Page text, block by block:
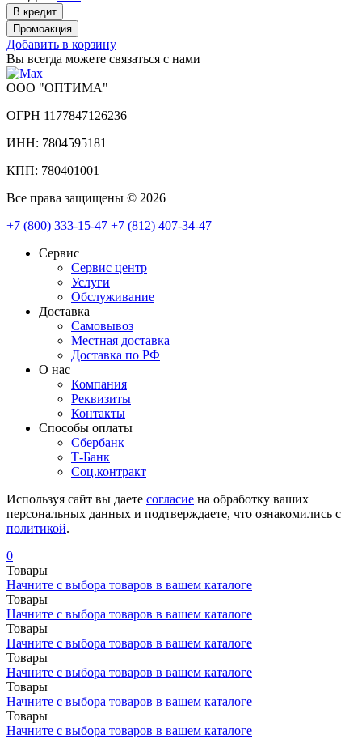
Добавить в корзину
Вы всегда можете связаться с нами
ООО "ОПТИМА"
ОГРН 1177847126236
ИНН: 7804595181
КПП: 780401001
Все права защищены © 2026
+7 (800) 333-15-47 +7 (812) 407-34-47
Сервис
Сервис центр
Услуги
Обслуживание
Доставка
Самовывоз
Местная доставка
Доставка по РФ
О нас
Компания
Реквизиты
Контакты
Cпособы оплаты
Сбербанк
Т-Банк
Соц.контракт
Используя сайт вы даете согласие на обработку ваших
персональных данных и подтверждаете, что ознакомились с
политикой.
0
Товары
Начните с выбора товаров в вашем каталоге
Товары
Начните с выбора товаров в вашем каталоге
Товары
Начните с выбора товаров в вашем каталоге
Товары
Начните с выбора товаров в вашем каталоге
Товары
Начните с выбора товаров в вашем каталоге
Товары
Начните с выбора товаров в вашем каталоге